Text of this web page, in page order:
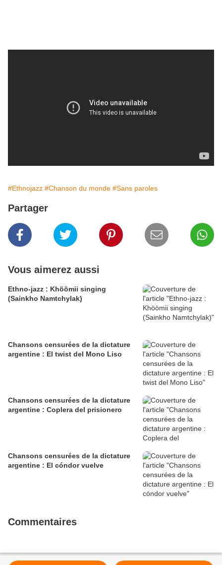
#Ethnojazz #Chanson du monde #Sans paroles
Partager
Vous aimerez aussi
Ethno-jazz : Khöömii singing
(Sainkho Namtchylak)
Chansons censurées de la dictature
argentine : El twist del Mono Liso
Chansons censurées de la dictature
argentine : Coplera del prisionero
Chansons censurées de la dictature
argentine : El cóndor vuelve
Commentaires